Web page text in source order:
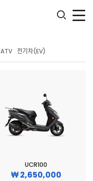
ATV 전기차(EV)
UCR100
2,650,000